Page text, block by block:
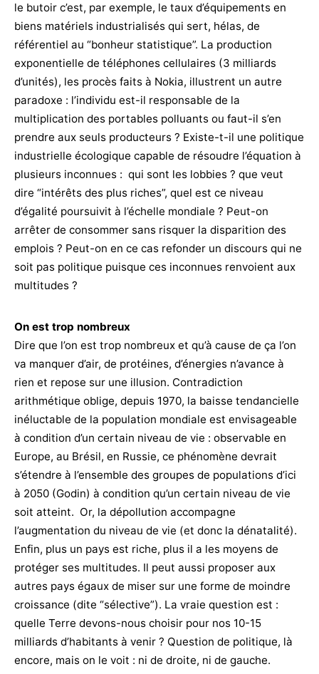
le butoir c’est, par exemple, le taux d’équipements en
biens matériels industrialisés qui sert, hélas, de
référentiel au “bonheur statistique”. La production
exponentielle de téléphones cellulaires (3 milliards
d’unités), les procès faits à Nokia, illustrent un autre
paradoxe : l’individu est-il responsable de la
multiplication des portables polluants ou faut-il s’en
prendre aux seuls producteurs ? Existe-t-il une politique
industrielle écologique capable de résoudre l’équation à
plusieurs inconnues : qui sont les lobbies ? que veut
dire “intérêts des plus riches”, quel est ce niveau
d’égalité poursuivit à l’échelle mondiale ? Peut-on
arrêter de consommer sans risquer la disparition des
emplois ? Peut-on en ce cas refonder un discours qui ne
soit pas politique puisque ces inconnues renvoient aux
multitudes ?
On est trop nombreux
Dire que l’on est trop nombreux et qu’à cause de ça l’on
va manquer d’air, de protéines, d’énergies n’avance à
rien et repose sur une illusion. Contradiction
arithmétique oblige, depuis 1970, la baisse tendancielle
inéluctable de la population mondiale est envisageable
à condition d’un certain niveau de vie : observable en
Europe, au Brésil, en Russie, ce phénomène devrait
s’étendre à l’ensemble des groupes de populations d’ici
à 2050 (Godin) à condition qu’un certain niveau de vie
soit atteint. Or, la dépollution accompagne
l’augmentation du niveau de vie (et donc la dénatalité).
Enfin, plus un pays est riche, plus il a les moyens de
protéger ses multitudes. Il peut aussi proposer aux
autres pays égaux de miser sur une forme de moindre
croissance (dite “sélective”). La vraie question est :
quelle Terre devons-nous choisir pour nos 10-15
milliards d’habitants à venir ? Question de politique, là
encore, mais on le voit : ni de droite, ni de gauche.